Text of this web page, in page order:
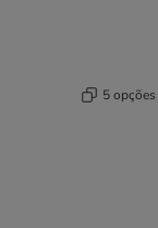
5 opções